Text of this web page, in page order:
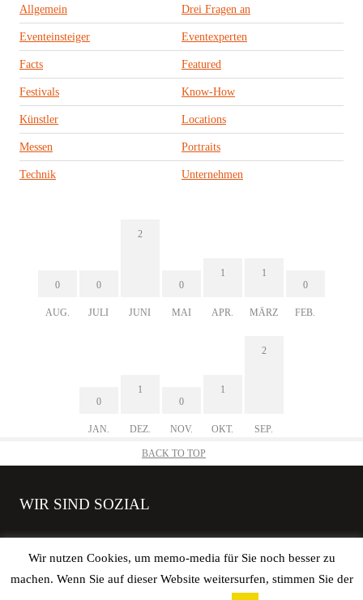
Allgemein Drei Fragen an
Eventeinsteiger Eventexperten
Facts Featured
Festivals Know-How
Künstler Locations
Messen Portraits
Technik Unternehmen
0
AUG.
0
JULI
2
JUNI
0
MAI
1
APR.
1
MÄRZ
0
FEB.
0
JAN.
1
DEZ.
0
NOV.
1
OKT.
2
SEP.
BACK TO TOP
WIR SIND SOZIAL
Copyright © 2026 elbgoods GmbH | All rights reserved. |
Wir nutzen Cookies, um memo-media für Sie noch besser zu
machen. Wenn Sie auf dieser Website weitersurfen, stimmen Sie der